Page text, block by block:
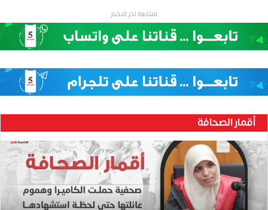
لمتابعة اخر الاخبار
أقمار الصحافة
ح
ن